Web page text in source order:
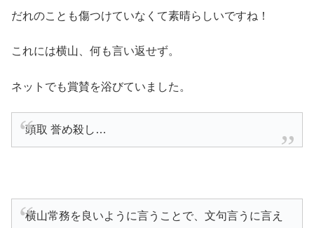
だれのことも傷つけていなくて素晴らしいですね！
これには横山、何も言い返せず。
ネットでも賞賛を浴びていました。
頭取 誉め殺し…
横山常務を良いように言うことで、文句言うに言え